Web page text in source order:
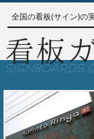
全国の看板(サイン)の